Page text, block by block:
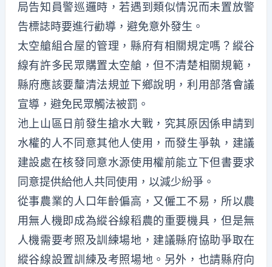
局告知員警巡邏時，若遇到類似情況而未置放警
告標誌時要進行勸導，避免意外發生。
太空艙組合屋的管理，縣府有相關規定嗎？縱谷
線有許多民眾購置太空艙，但不清楚相關規範，
縣府應該要釐清法規並下鄉說明，利用部落會議
宣導，避免民眾觸法被罰。
池上山區日前發生搶水大戰，究其原因係申請到
水權的人不同意其他人使用，而發生爭執，建議
建設處在核發同意水源使用權前能立下但書要求
同意提供給他人共同使用，以減少紛爭。
從事農業的人口年齡偏高，又僱工不易，所以農
用無人機即成為縱谷線稻農的重要機具，但是無
人機需要考照及訓練場地，建議縣府協助爭取在
縱谷線設置訓練及考照場地。另外，也請縣府向